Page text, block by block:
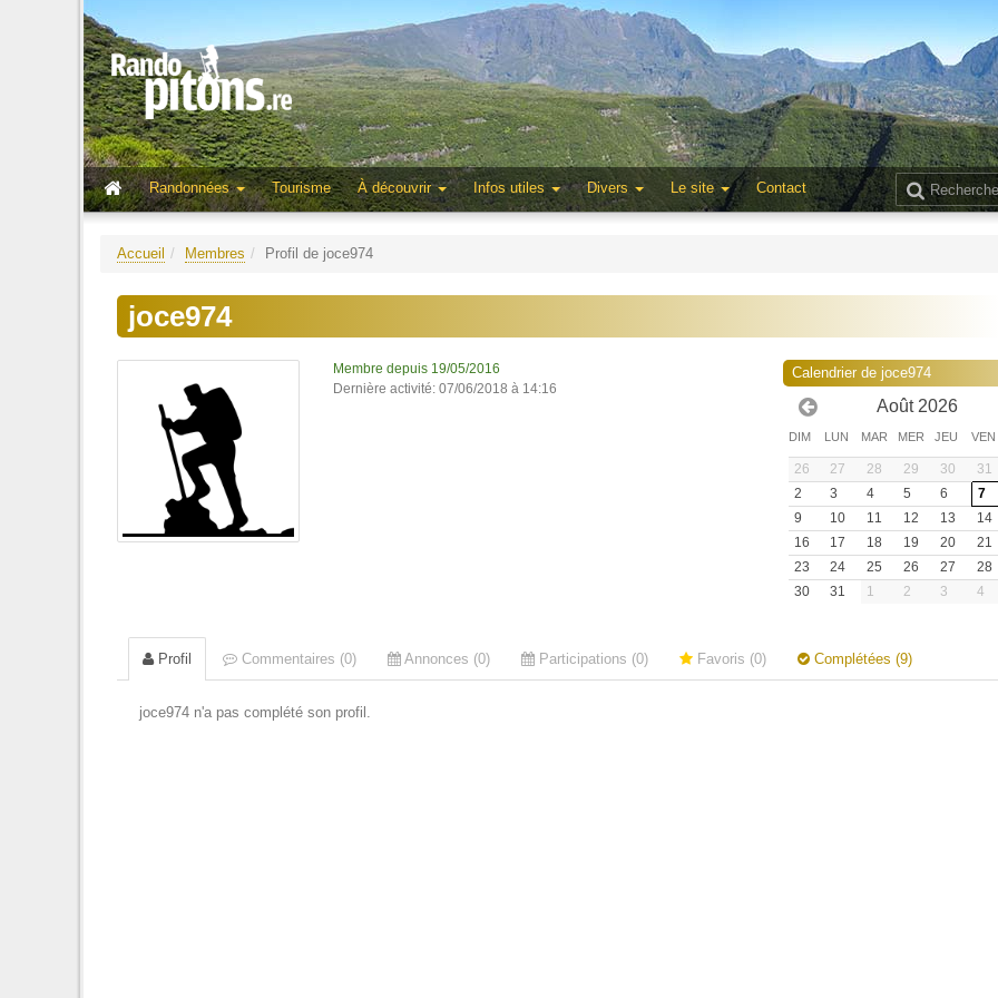
Randonnées
Tourisme À découvrir Infos utiles Divers Le site Contact
Accueil Membres Profil de joce974
joce974
Membre depuis 19/05/2016
Dernière activité: 07/06/2018 à 14:16
Calendrier de joce974
Août 2026
DIM LUN MAR MER JEU VEN
26 27 28 29 30 31
2
3 4 5 6 7
9
10 11 12 13 14
16
17 18 19 20 21
23
24 25 26 27 28
30
31 1 2 3 4
Profil Commentaires (0) Annonces (0) Participations (0) Favoris (0) Complétées (9)
joce974 n'a pas complété son profil.